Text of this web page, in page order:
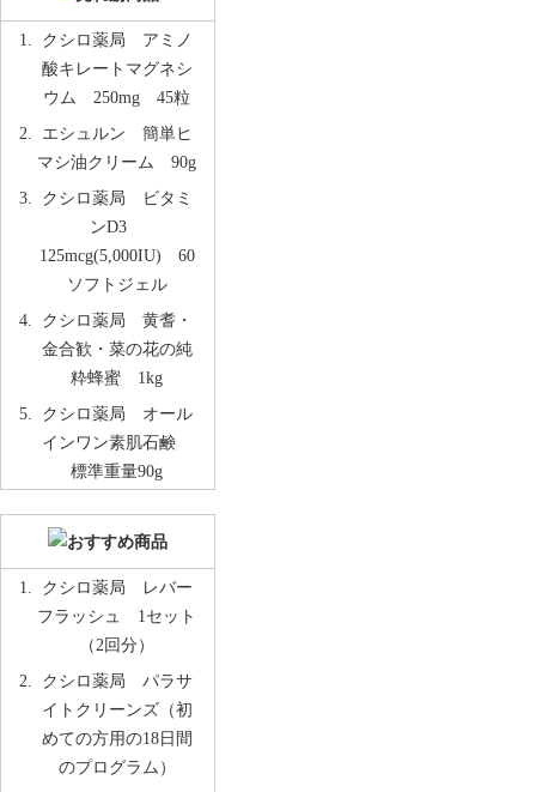
クシロ薬局 アミノ
酸キレートマグネシ
ウム 250mg 45粒
エシュルン 簡単ヒ
マシ油クリーム 90g
クシロ薬局 ビタミ
ンD3
125mcg(5,000IU) 60
ソフトジェル
クシロ薬局 黄耆・
金合歓・菜の花の純
粋蜂蜜 1kg
クシロ薬局 オール
インワン素肌石鹸
標準重量90g
クシロ薬局 レバー
フラッシュ 1セット
（2回分）
クシロ薬局 パラサ
イトクリーンズ（初
めての方用の18日間
のプログラム）